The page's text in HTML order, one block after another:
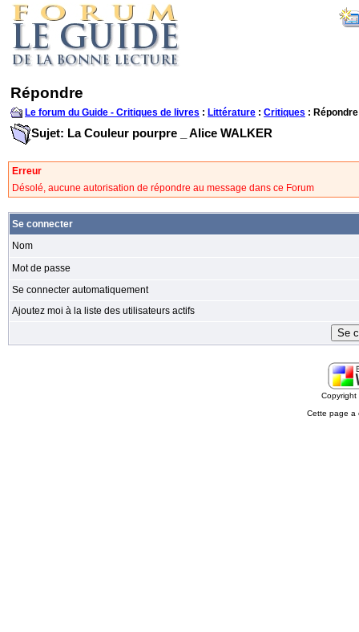
Répondre
Le forum du Guide - Critiques de livres : Littérature : Critiques : Répondre
Sujet: La Couleur pourpre _ Alice WALKER
Erreur
Désolé, aucune autorisation de répondre au message dans ce Forum
Se connecter
Nom
Mot de passe
Se connecter automatiquement
Ajoutez moi à la liste des utilisateurs actifs
Cette page a